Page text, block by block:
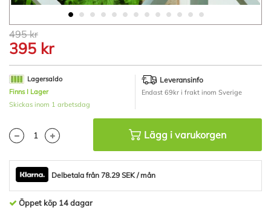
Hoppa
till
början
av
bildgalleriet
495 kr
395 kr
Lagersaldo
Finns I Lager
Skickas inom 1 arbetsdag
Leveransinfo
Endast 69kr i frakt inom Sverige
Lägg i varukorgen
Delbetala från 78.29 SEK / mån
Öppet köp 14 dagar